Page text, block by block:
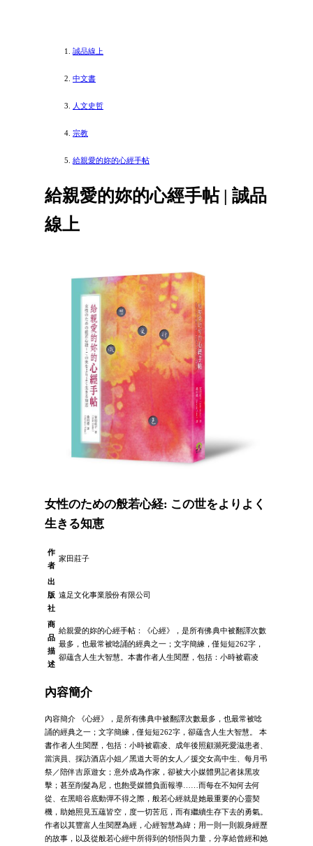
誠品線上
中文書
人文史哲
宗教
給親愛的妳的心經手帖
給親愛的妳的心經手帖 | 誠品
線上
女性のための般若心経: この世をよりよく
生きる知恵
作
者
家田莊子
出
版
社
遠足文化事業股份有限公司
商
品
描
述
給親愛的妳的心經手帖：《心經》，是所有佛典中被翻譯次數
最多，也最常被唸誦的經典之一；文字簡練，僅短短262字，
卻蘊含人生大智慧。本書作者人生閱歷，包括：小時被霸凌
內容簡介
內容簡介 《心經》，是所有佛典中被翻譯次數最多，也最常被唸
誦的經典之一；文字簡練，僅短短262字，卻蘊含人生大智慧。 本
書作者人生閱歷，包括：小時被霸凌、成年後照顧瀕死愛滋患者、
當演員、採訪酒店小姐／黑道大哥的女人／援交女高中生、每月弔
祭／陪伴吉原遊女；意外成為作家，卻被大小媒體男記者抹黑攻
擊；甚至削髮為尼，也飽受媒體負面報導……而每在不知何去何
從、在黑暗谷底動彈不得之際，般若心經就是她最重要的心靈契
機，助她照見五蘊皆空，度一切苦厄，而有繼續生存下去的勇氣。
作者以其豐富人生閱歷為經，心經智慧為緯；用一則一則親身經歷
的故事，以及從般若心經中所得到的領悟與力量，分享給曾經和她